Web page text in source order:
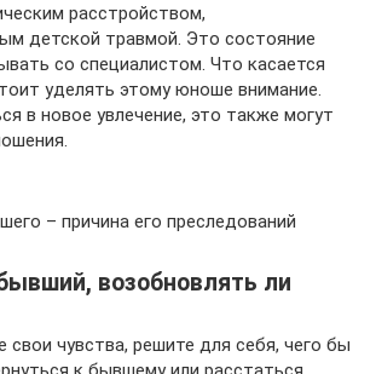
расстройством,
детской травмой. Это состояние
со специалистом. Что касается
уделять этому юноше внимание.
в новое увлечение, это также могут
– причина его преследований
возобновлять ли
свои чувства, решите для себя, чего бы